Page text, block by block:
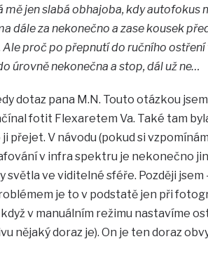
mě jen slabá obhajoba, kdy
dále za nekonečno a zase kousek
Ale proč po přepnutí do ručního
úrovně nekonečna a stop, dál už ne…
dotaz pana M.N. Touto otázkou
fotit Flexaretem Va. Také tam
ji přejet. V návodu (pokud si
v infra spektru je nekonečno
světla ve viditelné sféře. Později
je to v podstatě jen při
když v manuálním režimu nastavíme
nějaký doraz je). On je ten doraz